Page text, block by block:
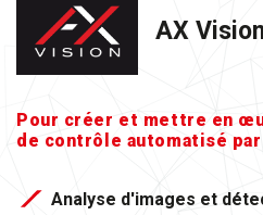
AX
Pour créer et mettre en
de contrôle automatisé par
Analyse d'images et